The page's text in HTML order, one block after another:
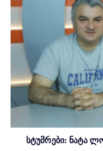
სტუმრები: ნატა